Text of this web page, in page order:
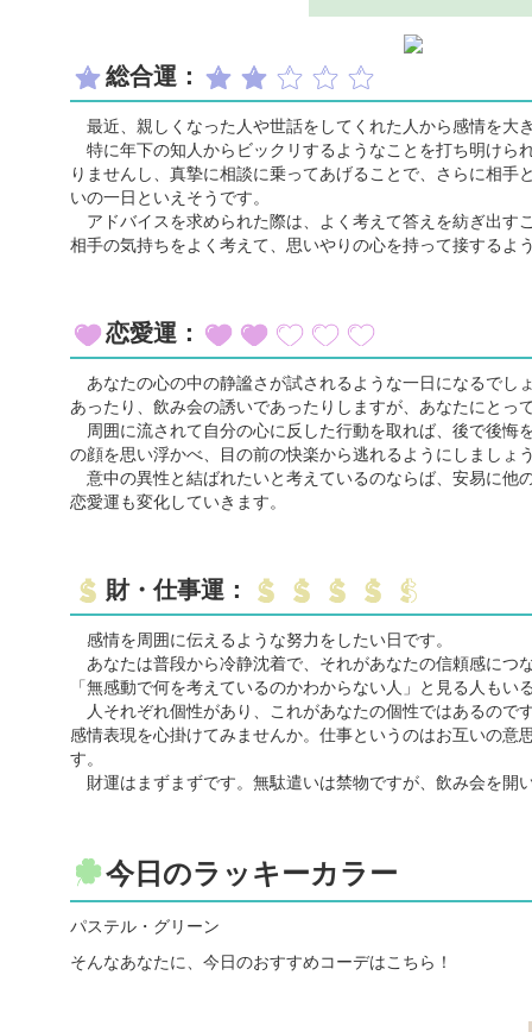
総合運：
最近、親しくなった人や世話をしてくれた人から感情を大
特に年下の知人からビックリするようなことを打ち明けら
りませんし、真摯に相談に乗ってあげることで、さらに相
いの一日といえそうです。
アドバイスを求められた際は、よく考えて答えを紡ぎ出す
相手の気持ちをよく考えて、思いやりの心を持って接するよ
恋愛運：
あなたの心の中の静謐さが試されるような一日になるでし
あったり、飲み会の誘いであったりしますが、あなたにとっ
周囲に流されて自分の心に反した行動を取れば、後で後悔
の顔を思い浮かべ、目の前の快楽から逃れるようにしましょう
意中の異性と結ばれたいと考えているのならば、安易に他
恋愛運も変化していきます。
財・仕事運：
感情を周囲に伝えるような努力をしたい日です。
あなたは普段から冷静沈着で、それがあなたの信頼感につ
「無感動で何を考えているのかわからない人」と見る人もい
人それぞれ個性があり、これがあなたの個性ではあるので
感情表現を心掛けてみませんか。仕事というのはお互いの
す。
財運はまずまずです。無駄遣いは禁物ですが、飲み会を開
今日のラッキーカラー
パステル・グリーン
そんなあなたに、今日のおすすめコーデはこちら！